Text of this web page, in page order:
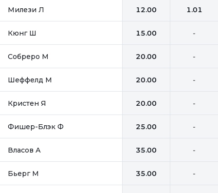
Милези Л 12.00 1.01
Кюнг Ш 15.00 -
Собреро М 20.00 -
Шеффелд М 20.00 -
Кристен Я 20.00 -
Фишер-Блэк Ф 25.00 -
Власов А 35.00 -
Бьерг М 35.00 -